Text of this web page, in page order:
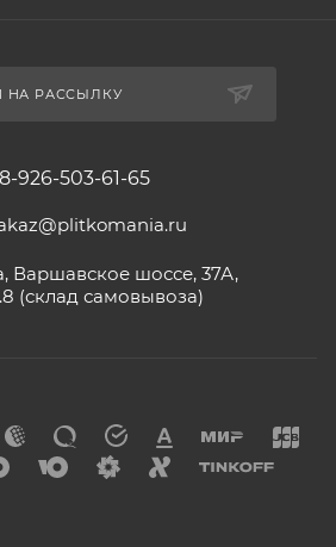
НА РАССЫЛКУ
8-926-503-61-65
Варшавское шоссе, 37А,
(склад самовывоза)